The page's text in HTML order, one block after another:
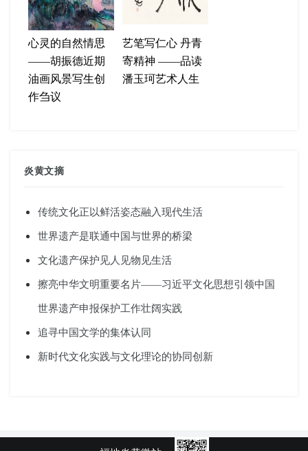
心灵的自然情思
——胡振德近期
油画风景写生创
作刍议
艺笔写仁心 丹青
寄精神 ——品读
潘玉珂艺术人生
炎黄文摘
传统文化正以鲜活姿态融入现代生活
世界遗产是联通中国与世界的桥梁
文化遗产保护见人见物见生活
擦亮中华文明重要名片——习近平文化思想引领中国
世界遗产申报保护工作壮阔实践
追寻中国文学的集体认同
新时代文化实践与文化理论的协同创新